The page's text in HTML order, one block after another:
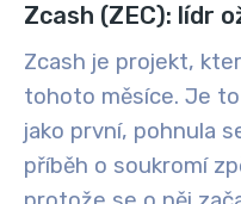
Zcash (ZEC): lídr
Zcash je projekt,
tohoto měsíce. Je
jako první, pohnula
příběh o soukromí